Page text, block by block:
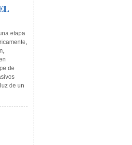
etapa
de
de un